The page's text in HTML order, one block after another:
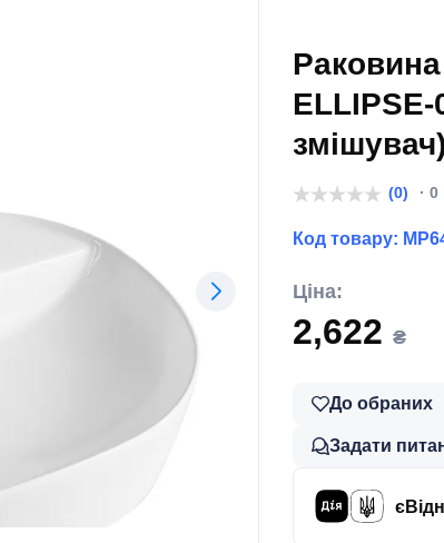
ELLIPSE-
(0) · 0
Код товару:
Ціна:
2,622 ₴
До обраних
Задати